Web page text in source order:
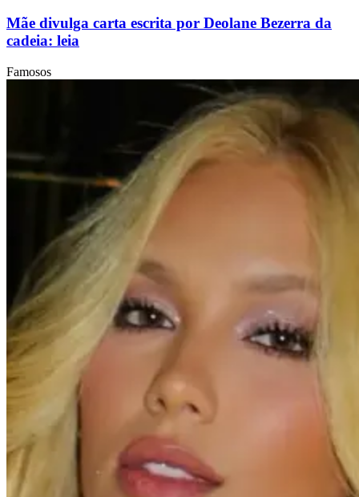
Mãe divulga carta escrita por Deolane Bezerra da
cadeia: leia
Famosos